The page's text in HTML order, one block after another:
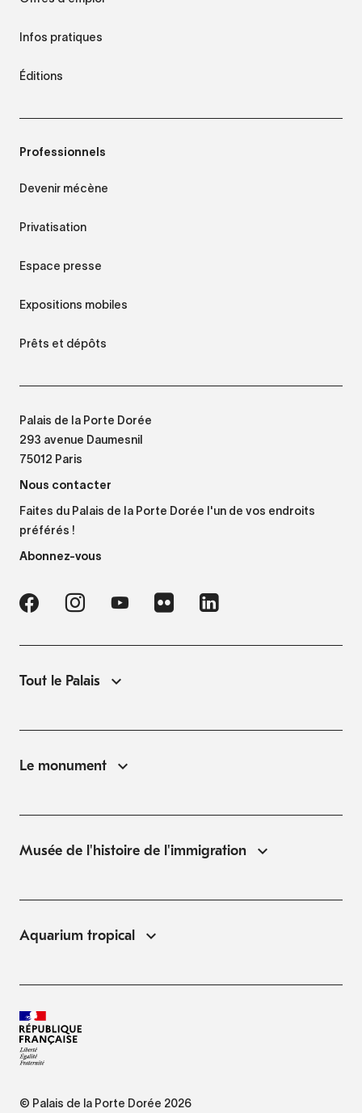
Infos pratiques
Éditions
Professionnels
Devenir mécène
Privatisation
Espace presse
Expositions mobiles
Prêts et dépôts
Palais de la Porte Dorée
293 avenue Daumesnil
75012 Paris
Nous contacter
Faites du Palais de la Porte Dorée l'un de vos endroits
préférés !
Abonnez-vous
Tout le Palais
Le monument
Musée de l'histoire de l'immigration
Aquarium tropical
© Palais de la Porte Dorée 2026